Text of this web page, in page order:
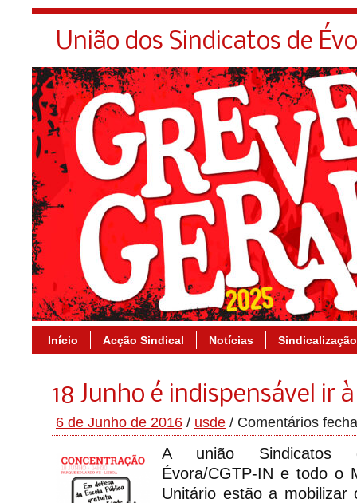
União dos Sindicatos de
Início Acção Sindical Notícias Sindicalização
18 Junho é indispensável ir
6 de Junho de 2016 / usde / Comentários
A união Sindicatos
Évora/CGTP-IN e todo o
Unitário estão a mobilizar